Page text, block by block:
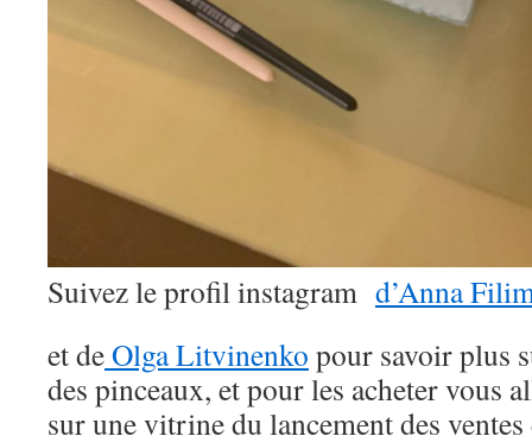
Suivez le profil instagram d’Anna
et deOlga Litvinenko pour savoir plus
des pinceaux, et pour les acheter vous
sur une vitrine du lancement des ventes